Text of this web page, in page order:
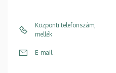
Központi telefonszám,
mellék
E-mail